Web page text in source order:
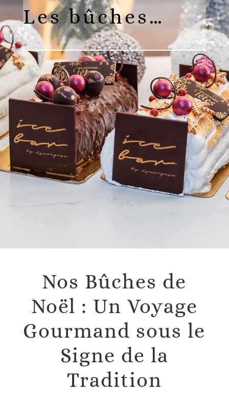
Les bûches…
Nos Bûches de
Noël : Un Voyage
Gourmand sous le
Signe de la
Tradition